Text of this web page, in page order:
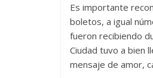
Es importante
boletos, a igual
fueron recibiendo
Ciudad tuvo a bien
mensaje de amor,